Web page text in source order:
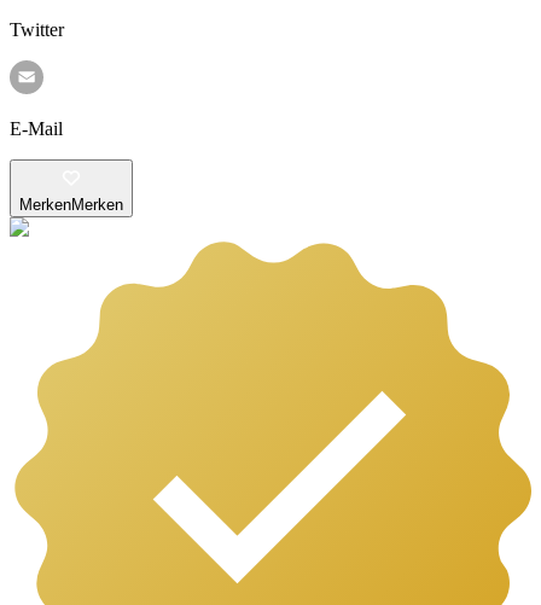
Twitter
E-Mail
MerkenMerken